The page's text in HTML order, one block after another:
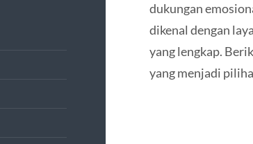
dukungan
dikenal dengan
yang lengkap.
yang menjadi